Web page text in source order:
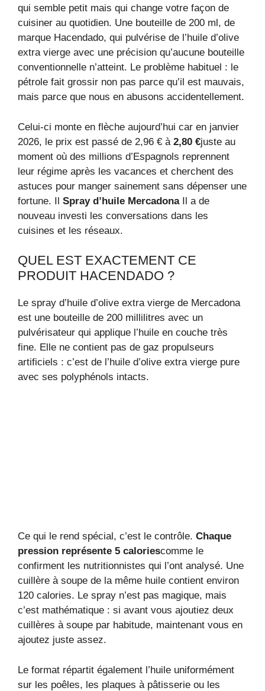
qui semble petit mais qui change votre façon de
cuisiner au quotidien. Une bouteille de 200 ml, de
marque Hacendado, qui pulvérise de l’huile d’olive
extra vierge avec une précision qu’aucune bouteille
conventionnelle n’atteint. Le problème habituel : le
pétrole fait grossir non pas parce qu’il est mauvais,
mais parce que nous en abusons accidentellement.
Celui-ci monte en flèche aujourd’hui car en janvier
2026, le prix est passé de 2,96 € à 2,80 €juste au
moment où des millions d’Espagnols reprennent
leur régime après les vacances et cherchent des
astuces pour manger sainement sans dépenser une
fortune. Il Spray d’huile MercadonaIl a de
nouveau investi les conversations dans les
cuisines et les réseaux.
QUEL EST EXACTEMENT CE
PRODUIT HACENDADO ?
Le spray d’huile d’olive extra vierge de Mercadona
est une bouteille de 200 millilitres avec un
pulvérisateur qui applique l’huile en couche très
fine. Elle ne contient pas de gaz propulseurs
artificiels : c’est de l’huile d’olive extra vierge pure
avec ses polyphénols intacts.
Ce qui le rend spécial, c’est le contrôle. Chaque
pression représente 5 caloriescomme le
confirment les nutritionnistes qui l’ont analysé. Une
cuillère à soupe de la même huile contient environ
120 calories. Le spray n’est pas magique, mais
c’est mathématique : si avant vous ajoutiez deux
cuillères à soupe par habitude, maintenant vous en
ajoutez juste assez.
Le format répartit également l’huile uniformément
sur les poêles, les plaques à pâtisserie ou les